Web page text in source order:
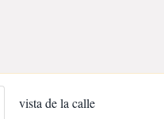
vista de la calle